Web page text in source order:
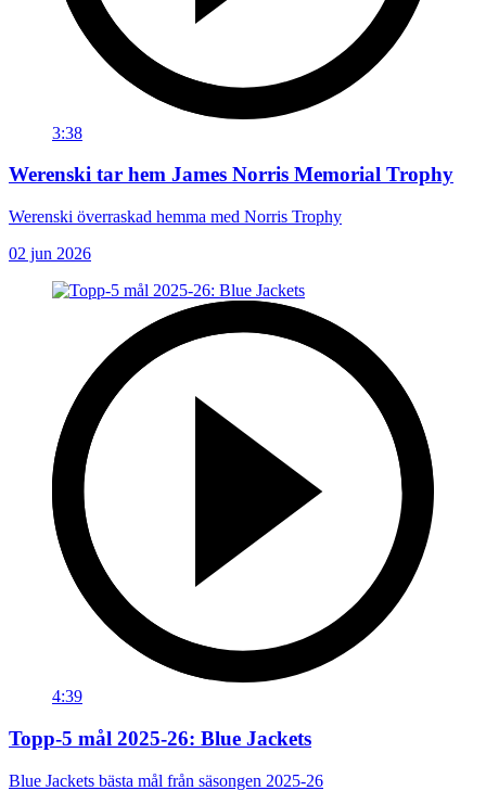
3:38
Werenski tar hem James Norris Memorial Trophy
Werenski överraskad hemma med Norris Trophy
02 jun 2026
4:39
Topp-5 mål 2025-26: Blue Jackets
Blue Jackets bästa mål från säsongen 2025-26